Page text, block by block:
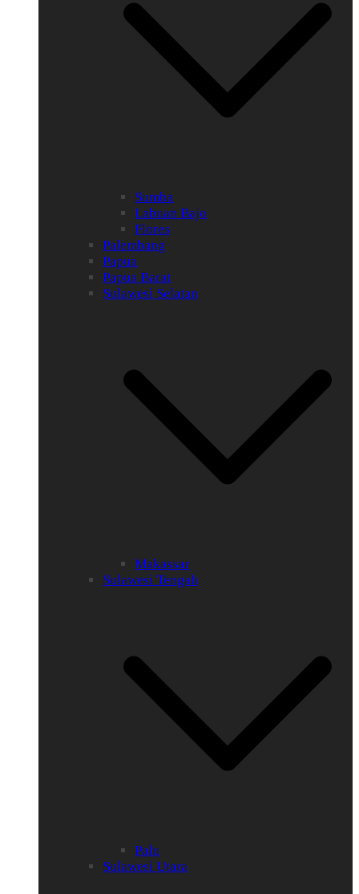
Sumba
Labuan Bajo
Flores
Palembang
Papua
Papua Barat
Sulawesi Selatan
Makassar
Sulawesi Tengah
Palu
Sulawesi Utara